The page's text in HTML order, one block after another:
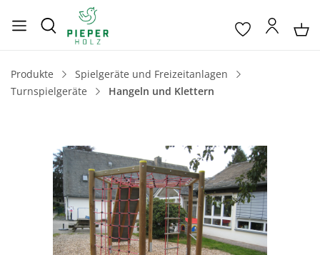
Produkte
Spielgeräte und Freizeitanlagen
Turnspielgeräte
Hangeln und Klettern
Bildergalerie überspringen